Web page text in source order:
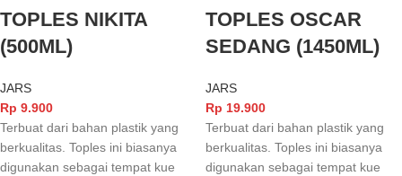
TOPLES NIKITA
(500ML)
JARS
Rp 9.900
Terbuat dari bahan plastik yang
berkualitas. Toples ini biasanya
digunakan sebagai tempat kue
TOPLES OSCAR
SEDANG (1450ML)
JARS
Rp 19.900
Terbuat dari bahan plastik yang
berkualitas. Toples ini biasanya
digunakan sebagai tempat kue